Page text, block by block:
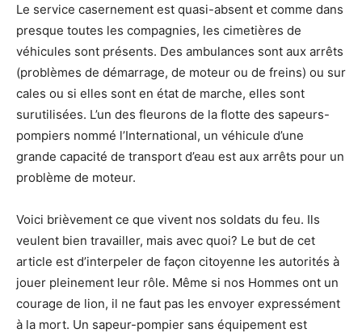
Le service casernement est quasi-absent et comme dans
presque toutes les compagnies, les cimetières de
véhicules sont présents. Des ambulances sont aux arrêts
(problèmes de démarrage, de moteur ou de freins) ou sur
cales ou si elles sont en état de marche, elles sont
surutilisées. L’un des fleurons de la flotte des sapeurs-
pompiers nommé l’International, un véhicule d’une
grande capacité de transport d’eau est aux arrêts pour un
problème de moteur.
Voici brièvement ce que vivent nos soldats du feu. Ils
veulent bien travailler, mais avec quoi? Le but de cet
article est d’interpeler de façon citoyenne les autorités à
jouer pleinement leur rôle. Même si nos Hommes ont un
courage de lion, il ne faut pas les envoyer expressément
à la mort. Un sapeur-pompier sans équipement est